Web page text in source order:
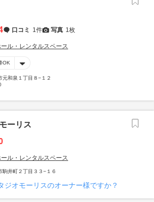
口コミ 1件 写真 1枚
ル・レンタルスペース
OK
元和泉１丁目８−１２
ーリス
ル・レンタルスペース
駒井町２丁目３３−１６
ジオモーリスのオーナー様ですか？